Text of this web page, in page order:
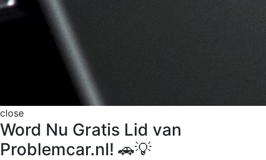
close
Word Nu Gratis Lid van
Problemcar.nl! 🚗💡